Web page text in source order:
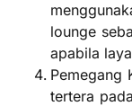
lounge
apabila
Pemegang
tertera pada